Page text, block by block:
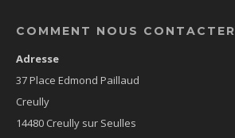
COMMENT NOUS CONTACTER
Adresse
37 Place Edmond Paillaud
Creully
14480 Creully sur Seulles